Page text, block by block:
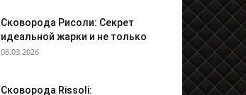
Сковорода Рисоли: Секрет
идеальной жарки и не только
08.03.2026
Сковорода Rissoli: